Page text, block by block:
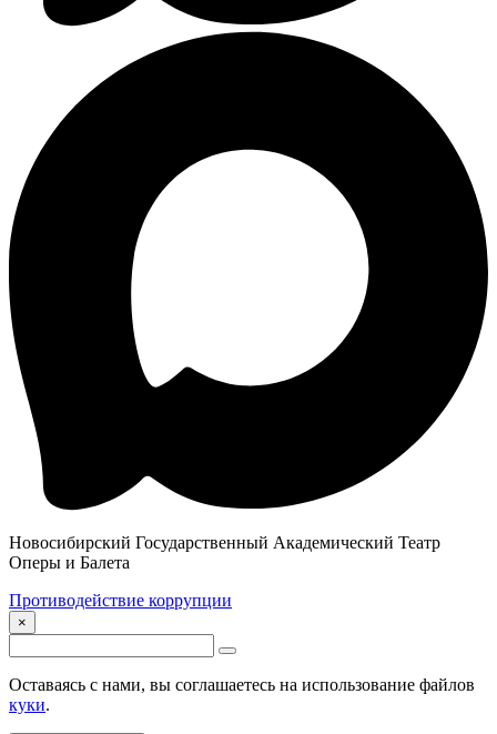
Новосибирский Государственный Академический Театр
Оперы и Балета
Противодействие коррупции
×
Оставаясь с нами, вы соглашаетесь на использование файлов
куки.